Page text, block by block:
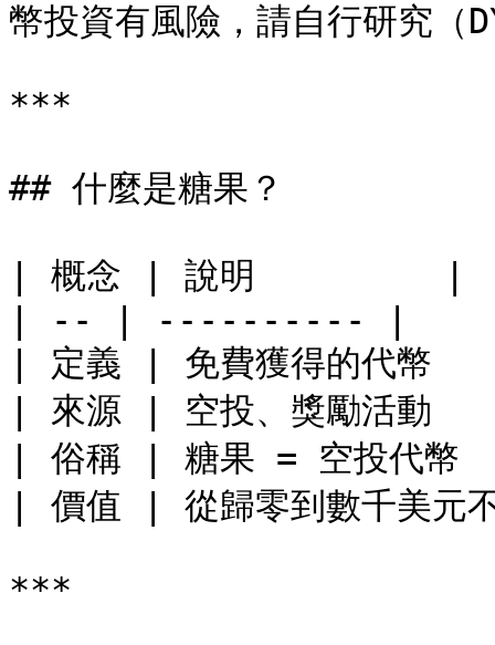
幣投資有風險，請自行研究（
***
## 什麼是糖果？
| 概念 | 說明         |
| -- | ---------- |
| 定義 | 免費獲得的代幣
| 來源 | 空投、獎勵活動
| 俗稱 | 糖果 = 空投代幣
| 價值 | 從歸零到數千美元
***